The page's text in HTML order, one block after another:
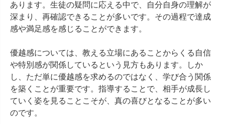
あります。生徒の疑問に応える中で、自分自身の理解が
深まり、再確認できることが多いです。その過程で達成
感や満足感を感じることができます。
優越感については、教える立場にあることからくる自信
や特別感が関係しているという見方もあります。しか
し、ただ単に優越感を求めるのではなく、学び合う関係
を築くことが重要です。指導することで、相手が成長し
ていく姿を見ることこそが、真の喜びとなることが多い
のです。